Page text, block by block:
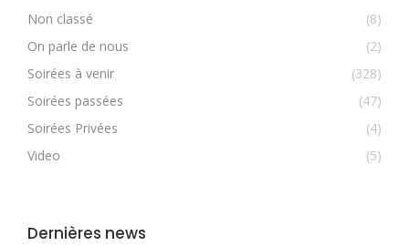
Non classé
(8)
On parle de nous
(2)
Soirées à venir
(328)
Soirées passées
(47)
Soirées Privées
(4)
Video
(5)
Dernières news